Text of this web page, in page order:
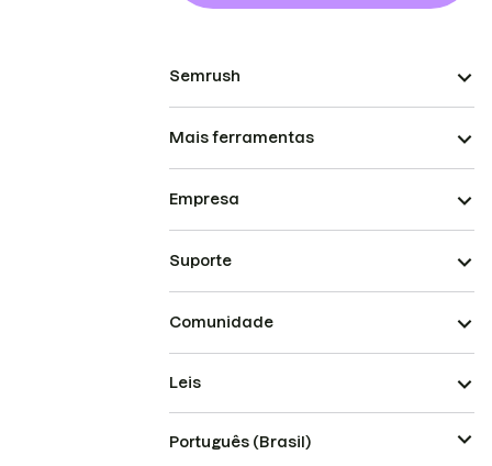
Semrush
Mais ferramentas
Empresa
Suporte
Comunidade
Leis
Português (Brasil)